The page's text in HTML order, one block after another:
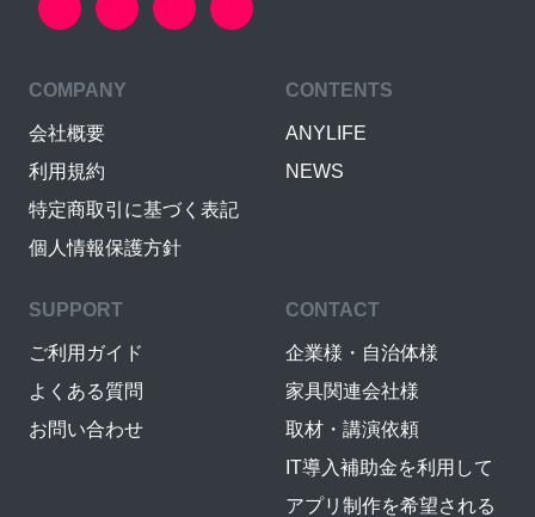
COMPANY
会社概要
利用規約
特定商取引に基づく表記
個人情報保護方針
CONTENTS
ANYLIFE
NEWS
SUPPORT
ご利用ガイド
よくある質問
お問い合わせ
CONTACT
企業様・自治体様
家具関連会社様
取材・講演依頼
IT導入補助金を利用して
アプリ制作を希望される